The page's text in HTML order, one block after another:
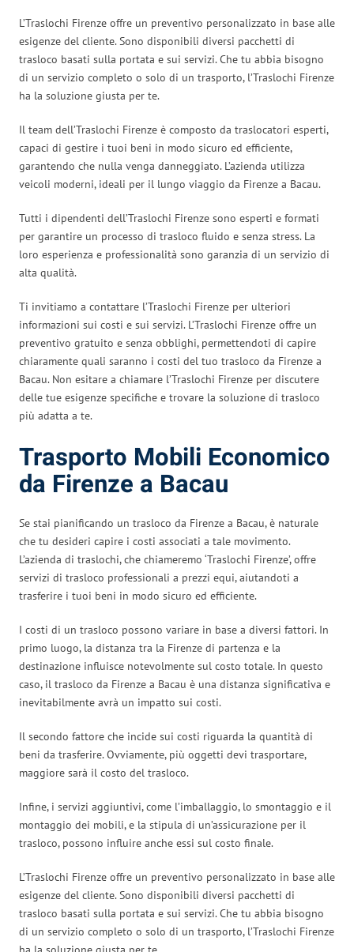
L’Traslochi Firenze offre un preventivo personalizzato in base alle
esigenze del cliente. Sono disponibili diversi pacchetti di
trasloco basati sulla portata e sui servizi. Che tu abbia bisogno
di un servizio completo o solo di un trasporto, l’Traslochi Firenze
ha la soluzione giusta per te.
Il team dell’Traslochi Firenze è composto da traslocatori esperti,
capaci di gestire i tuoi beni in modo sicuro ed efficiente,
garantendo che nulla venga danneggiato. L’azienda utilizza
veicoli moderni, ideali per il lungo viaggio da Firenze a Bacau.
Tutti i dipendenti dell’Traslochi Firenze sono esperti e formati
per garantire un processo di trasloco fluido e senza stress. La
loro esperienza e professionalità sono garanzia di un servizio di
alta qualità.
Ti invitiamo a contattare l’Traslochi Firenze per ulteriori
informazioni sui costi e sui servizi. L’Traslochi Firenze offre un
preventivo gratuito e senza obblighi, permettendoti di capire
chiaramente quali saranno i costi del tuo trasloco da Firenze a
Bacau. Non esitare a chiamare l’Traslochi Firenze per discutere
delle tue esigenze specifiche e trovare la soluzione di trasloco
più adatta a te.
Trasporto Mobili Economico
da Firenze a Bacau
Se stai pianificando un trasloco da Firenze a Bacau, è naturale
che tu desideri capire i costi associati a tale movimento.
L’azienda di traslochi, che chiameremo ‘Traslochi Firenze’, offre
servizi di trasloco professionali a prezzi equi, aiutandoti a
trasferire i tuoi beni in modo sicuro ed efficiente.
I costi di un trasloco possono variare in base a diversi fattori. In
primo luogo, la distanza tra la Firenze di partenza e la
destinazione influisce notevolmente sul costo totale. In questo
caso, il trasloco da Firenze a Bacau è una distanza significativa e
inevitabilmente avrà un impatto sui costi.
Il secondo fattore che incide sui costi riguarda la quantità di
beni da trasferire. Ovviamente, più oggetti devi trasportare,
maggiore sarà il costo del trasloco.
Infine, i servizi aggiuntivi, come l’imballaggio, lo smontaggio e il
montaggio dei mobili, e la stipula di un’assicurazione per il
trasloco, possono influire anche essi sul costo finale.
L’Traslochi Firenze offre un preventivo personalizzato in base alle
esigenze del cliente. Sono disponibili diversi pacchetti di
trasloco basati sulla portata e sui servizi. Che tu abbia bisogno
di un servizio completo o solo di un trasporto, l’Traslochi Firenze